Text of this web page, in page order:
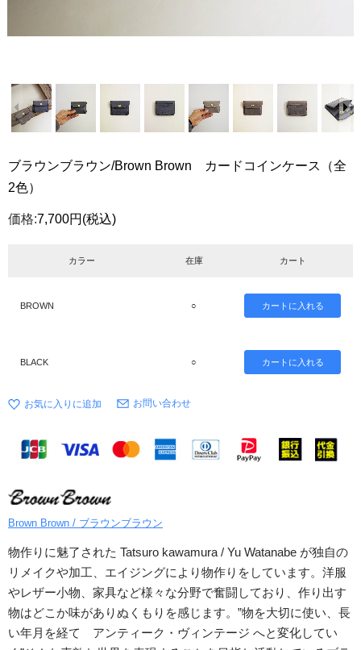
ブラウンブラウン/Brown Brown カードコインケース（全
2色）
価格:7,700円 (税込)
カラー 在庫 カート
BROWN ○
BLACK ○
お問い合わせ
Brown Brown / ブラウンブラウン
物作りに魅了された Tatsuro kawamura / Yu Watanabe が独自の
リメイクや加工、エイジングにより物作りをしています。洋服
やレザー小物、家具など様々な分野で奮闘しており、作り出す
物はどこか味がありぬくもりを感じます。”物を大切に使い、長
い年月を経て アンティーク・ヴィンテージ へと変化してい